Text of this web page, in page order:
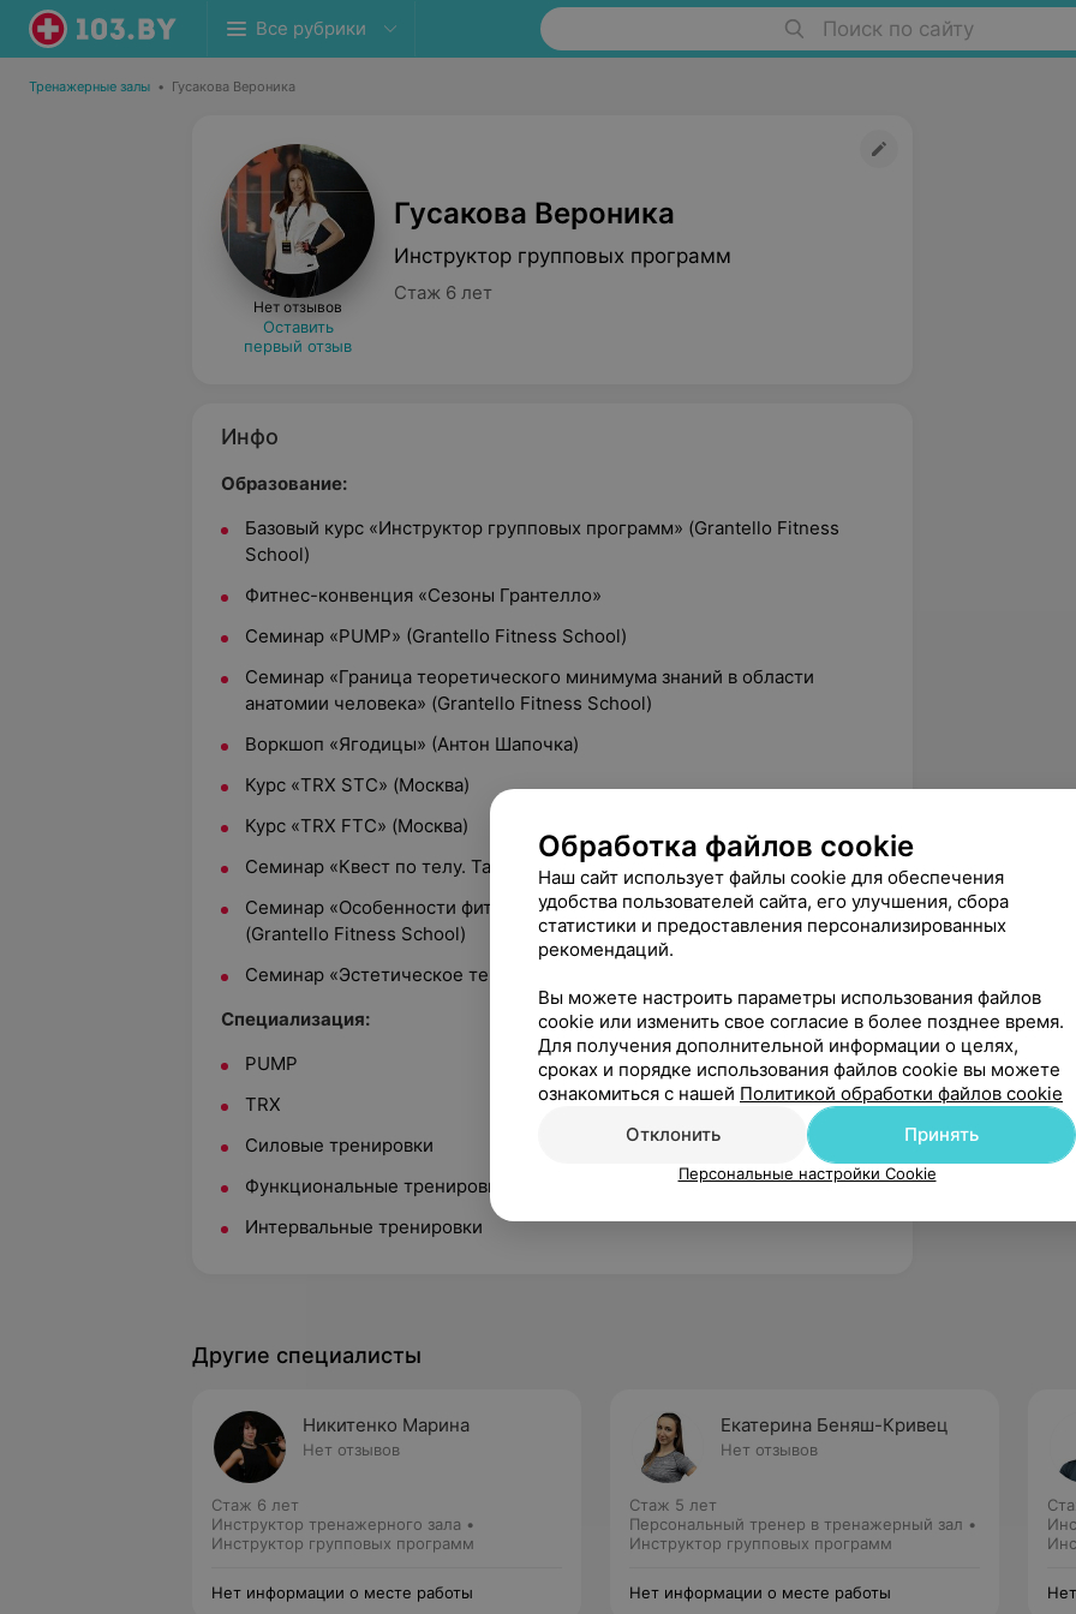
Все рубрики Поиск по сайту
Тренажерные залы • Гусакова Вероника
Нет отзывов
Оставить
первый отзыв
Гусакова Вероника
Инструктор групповых программ
Стаж 6 лет
Инфо
Образование:
Базовый курс «Инструктор групповых программ» (Grantello Fitness
School)
Фитнес-конвенция «Сезоны Грантелло»
Семинар «PUMP» (Grantello Fitness School)
Семинар «Граница теоретического минимума знаний в области
анатомии человека» (Grantello Fitness School)
Воркшоп «Ягодицы» (Антон Шапочка)
Курс «TRX STC» (Москва)
Курс «TRX FTC» (Москва)
Семинар «Квест по телу. Таз и позвоночник» (Антон Шапочка)
Семинар «Особенности фитнес тренировки беременных»
(Grantello Fitness School)
Семинар «Эстетическое тейпирование» (Антона Шапочка)
Специализация:
PUMP
TRX
Силовые тренировки
Функциональные тренировки
Интервальные тренировки
Другие специалисты
Никитенко Марина
Нет отзывов
Стаж 6 лет
Инструктор тренажерного зала •
Инструктор групповых программ
Нет информации о месте работы
Екатерина Беняш-Кривец
Нет отзывов
Стаж 5 лет
Персональный тренер в тренажерный зал •
Инструктор групповых программ
Нет информации о месте работы
Обработка файлов cookie
Наш сайт использует файлы cookie для обеспечения
удобства пользователей сайта, его улучшения, сбора
статистики и предоставления персонализированных
рекомендаций.
Вы можете настроить параметры использования файлов
cookie или изменить свое согласие в более позднее время.
Для получения дополнительной информации о целях,
сроках и порядке использования файлов cookie вы можете
ознакомиться с нашей Политикой обработки файлов cookie
Отклонить
Принять
Персональные настройки Cookie